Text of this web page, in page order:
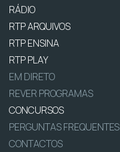
RÁDIO
RTP ARQUIVOS
RTP ENSINA
RTP PLAY
EM DIRETO
REVER PROGRAMAS
CONCURSOS
PERGUNTAS FREQUENTES
CONTACTOS